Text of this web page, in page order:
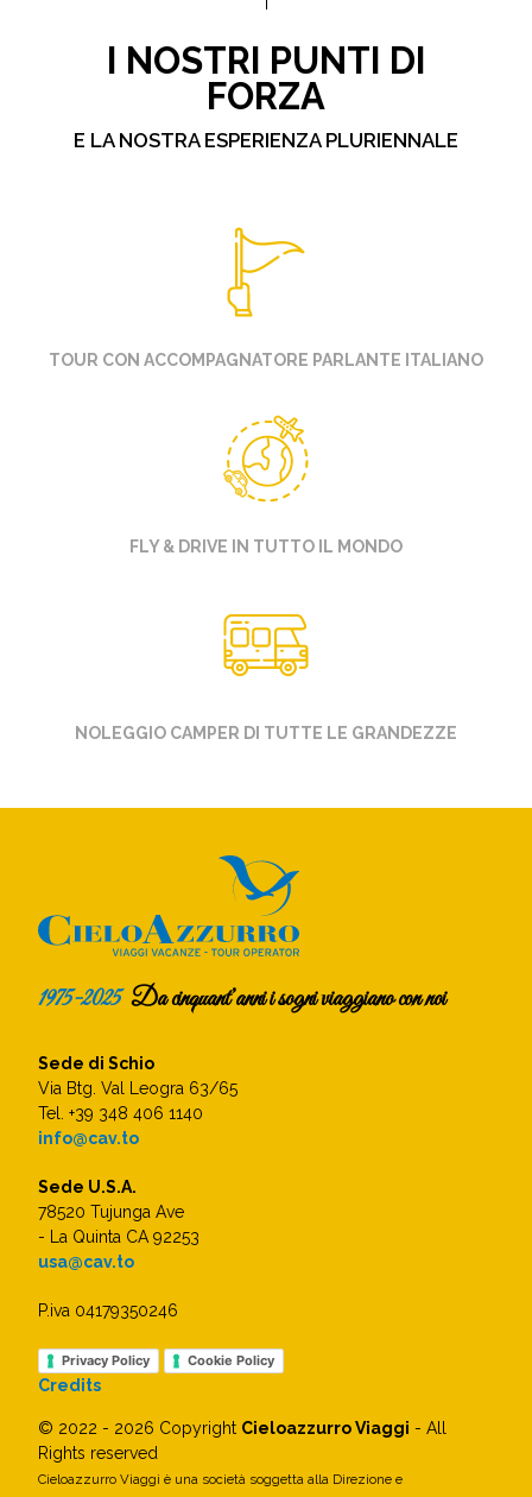
I NOSTRI PUNTI DI
FORZA
E LA NOSTRA ESPERIENZA PLURIENNALE
TOUR CON ACCOMPAGNATORE PARLANTE ITALIANO
FLY & DRIVE IN TUTTO IL MONDO
NOLEGGIO CAMPER DI TUTTE LE GRANDEZZE
1975-2025Da cinquant’anni i sogni viaggiano con noi
Sede di Schio
Via Btg. Val Leogra 63/65
Tel. +39 348 406 1140
info@cav.to
Sede U.S.A.
78520 Tujunga Ave
- La Quinta CA 92253
usa@cav.to
P.iva 04179350246
Privacy Policy Cookie Policy
Credits
© 2022 - 2026 Copyright Cieloazzurro Viaggi - All
Rights reserved
Cieloazzurro Viaggi è una società soggetta alla Direzione e